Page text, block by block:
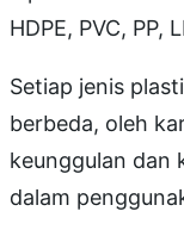
HDPE, PVC, PP,
Setiap jenis
berbeda, oleh
keunggulan dan
dalam